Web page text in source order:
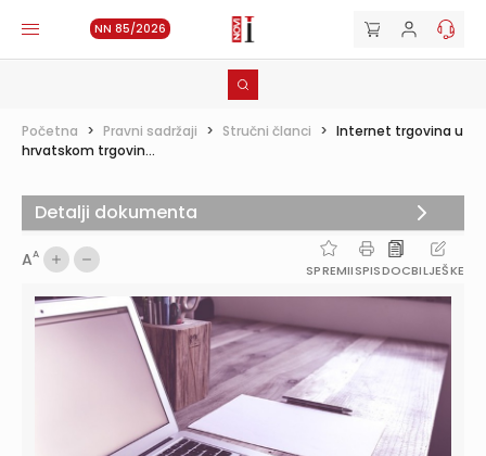
NN 85/2026
Početna > Pravni sadržaji > Stručni članci > Internet trgovina u
hrvatskom trgovin...
AA
SPREMIISPISDOCBILJEŠKE
Detalji dokumenta